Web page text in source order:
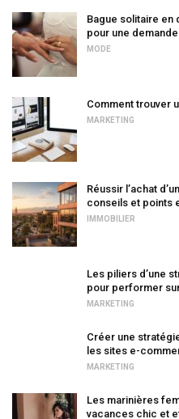
Bague solitaire en
pour une
MODE
Comment trouver
MARKETING
Réussir l’achat
conseils et points
IMMOBILIER
Les piliers d’une
pour performer
MARKETING
Créer une
les sites e-
MARKETING
Les marinières
vacances chic et